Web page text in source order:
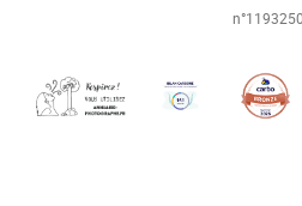
n°1193250